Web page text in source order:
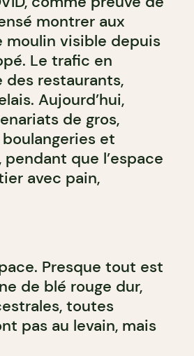
montrer aux
moulin visible depuis
Le trafic en
des restaurants,
Aujourd’hui,
de gros,
et
que l’espace
avec pain,
Presque tout est
de blé rouge dur,
toutes
pas au levain, mais